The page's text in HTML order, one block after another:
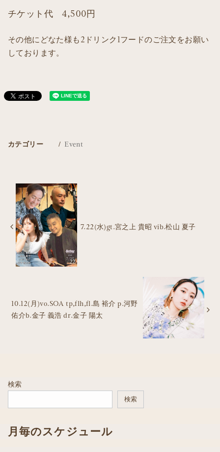
チケット代 4,500円
その他にどなた様も2ドリンク1フードのご注文をお願い
しております。
カテゴリー Event
7.22(水)gt.宮之上 貴昭 vib.松山 夏子
10.12(月)vo.SOA tp,flh,fl.島 裕介 p.河野
佑介b.金子 義浩 dr.金子 陽太
検索
検索
月毎のスケジュール